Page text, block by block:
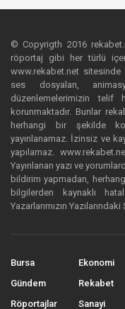
© Copyrigth 2016
röportaj gibi her türlü
www.rekabet.net sitesinde
ses dosyaları,
düzenlemelerimizin telif
korunmaktadır. Bunlar
herhangi bir şekilde
yayınlanamaz. İzinsiz ve
yapılamaz.
Yayınlanan yazı ve
bildirim yapmadan,
bilgilerden kaynaklı
Yazarlarımızın
Bursa
Gündem
Röportajlar
Ekonomi
Rekabet
Sanayi